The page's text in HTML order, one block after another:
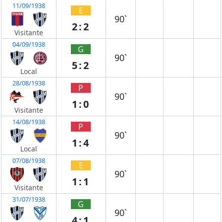
11/09/1938
Visitante
E
2:2
90`
04/09/1938
Local
G
5:2
90`
28/08/1938
Visitante
P
1:0
90`
14/08/1938
Local
P
1:4
90`
07/08/1938
Visitante
E
1:1
90`
31/07/1938 G
90`